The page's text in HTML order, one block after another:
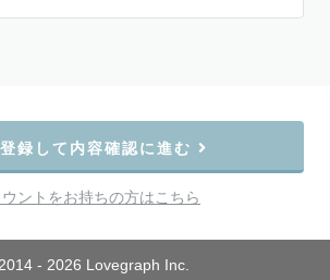
録して内容確認に進む
ントをお持ちの方はこちら
- 2026 Lovegraph Inc.